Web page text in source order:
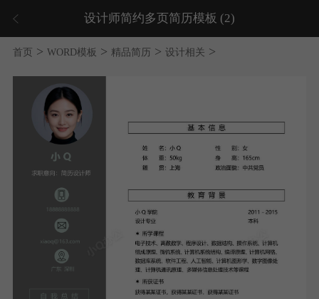
设计师简约多页简历模板 (2)
首页 > WORD模板 > 精品简历 > 设计相关 >